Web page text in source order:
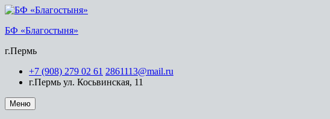
Перейти
содержимому
БФ «Благостыня»
г.Пермь
+7 (908) 279 02 61 2861113@mail.ru
г.Пермь ул. Косьвинская, 11
Меню